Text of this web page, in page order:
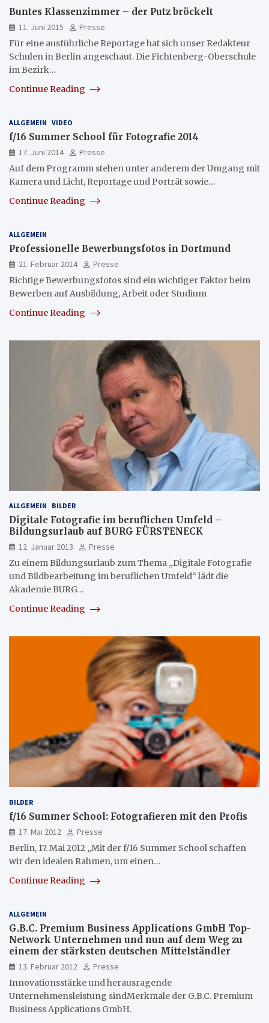
Buntes Klassenzimmer – der Putz bröckelt
11. Juni 2015
Presse
Für eine ausführliche Reportage hat sich unser Redakteur
Schulen in Berlin angeschaut. Die Fichtenberg-Oberschule
im Bezirk…
Continue Reading
ALLGEMEIN VIDEO
f/16 Summer School für Fotografie 2014
17. Juni 2014
Presse
Auf dem Programm stehen unter anderem der Umgang mit
Kamera und Licht, Reportage und Porträt sowie…
Continue Reading
ALLGEMEIN
Professionelle Bewerbungsfotos in Dortmund
21. Februar 2014
Presse
Richtige Bewerbungsfotos sind ein wichtiger Faktor beim
Bewerben auf Ausbildung, Arbeit oder Studium
Continue Reading
ALLGEMEIN BILDER
Digitale Fotografie im beruflichen Umfeld –
Bildungsurlaub auf BURG FÜRSTENECK
12. Januar 2013
Presse
Zu einem Bildungsurlaub zum Thema „Digitale Fotografie
und Bildbearbeitung im beruflichen Umfeld“ lädt die
Akademie BURG…
Continue Reading
BILDER
f/16 Summer School: Fotografieren mit den Profis
17. Mai 2012
Presse
Berlin, 17. Mai 2012 „Mit der f/16 Summer School schaffen
wir den idealen Rahmen, um einen…
Continue Reading
ALLGEMEIN
G.B.C. Premium Business Applications GmbH Top-
Network Unternehmen und nun auf dem Weg zu
einem der stärksten deutschen Mittelständler
13. Februar 2012
Presse
Innovationsstärke und herausragende
Unternehmensleistung sindMerkmale der G.B.C. Premium
Business Applications GmbH.